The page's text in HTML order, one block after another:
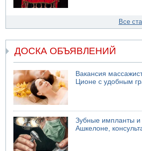
Все
ДОСКА ОБЪЯВЛЕНИЙ
Вакансия
Ционе с удобным
Зубные импланты и
Ашкелоне,